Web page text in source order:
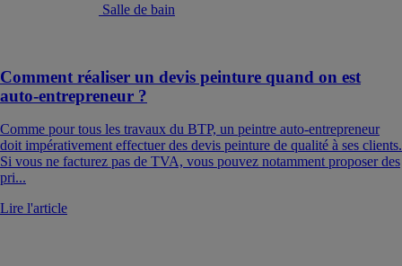
Salle de bain
Comment réaliser un devis peinture quand on est
auto-entrepreneur ?
Comme pour tous les travaux du BTP, un peintre auto-entrepreneur
doit impérativement effectuer des devis peinture de qualité à ses clients.
Si vous ne facturez pas de TVA, vous pouvez notamment proposer des
pri...
Lire l'article